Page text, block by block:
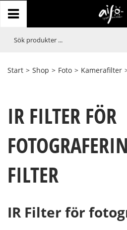
Start > Shop > Foto > Kamerafilter
IR FILTER FÖR
FILTER
IR Filter för